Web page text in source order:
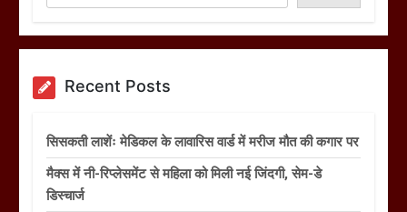
Recent Posts
सिसकती लाशेंः मेडिकल के लावारिस वार्ड में मरीज मौत की कगार पर
मैक्स में नी-रिप्लेसमेंट से महिला को मिली नई जिंदगी, सेम-डे
डिस्चार्ज